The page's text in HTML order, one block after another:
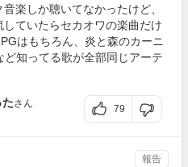
楽しか聴いてなかったけど、
ていたらセカオワの楽曲だけ
はもちろん、炎と森のカーニ
知ってる歌が全部同じアーテ
さん
79
報告